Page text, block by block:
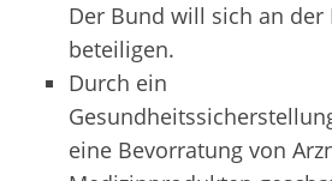
Der Bund will sich an der
beteiligen.
Durch ein
eine Bevorratung von